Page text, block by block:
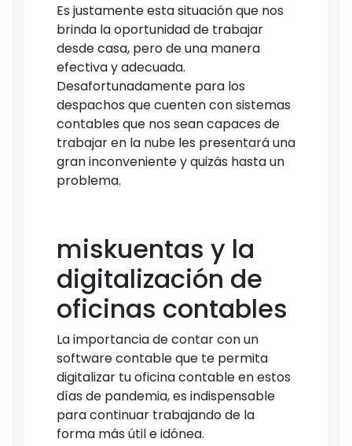
Es justamente esta situación que nos
brinda la oportunidad de trabajar
desde casa, pero de una manera
efectiva y adecuada.
Desafortunadamente para los
despachos que cuenten con sistemas
contables que nos sean capaces de
trabajar en la nube les presentará una
gran inconveniente y quizás hasta un
problema.
miskuentas y la
digitalización de
oficinas contables
La importancia de contar con un
software contable que te permita
digitalizar tu oficina contable en estos
días de pandemia, es indispensable
para continuar trabajando de la
forma más útil e idónea.